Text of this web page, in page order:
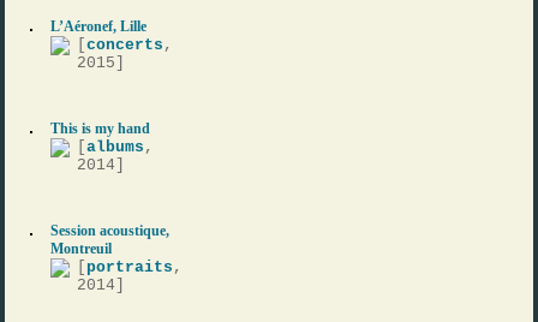
L’Aéronef, Lille
[concerts ,
2015]
This is my hand
[albums ,
2014]
Session acoustique,
Montreuil
portraits ,
2014]